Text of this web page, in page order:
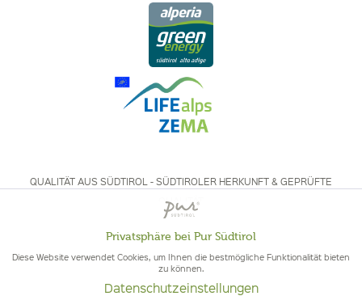
QUALITÄT AUS SÜDTIROL - SÜDTIROLER HERKUNFT & GEPRÜFTE
QUALITÄT
Aktiv
Privatsphäre bei Pur Südtirol
Diese Website verwendet Cookies, um Ihnen die bestmögliche Funktionalität bieten
zu können.
Datenschutzeinstellungen